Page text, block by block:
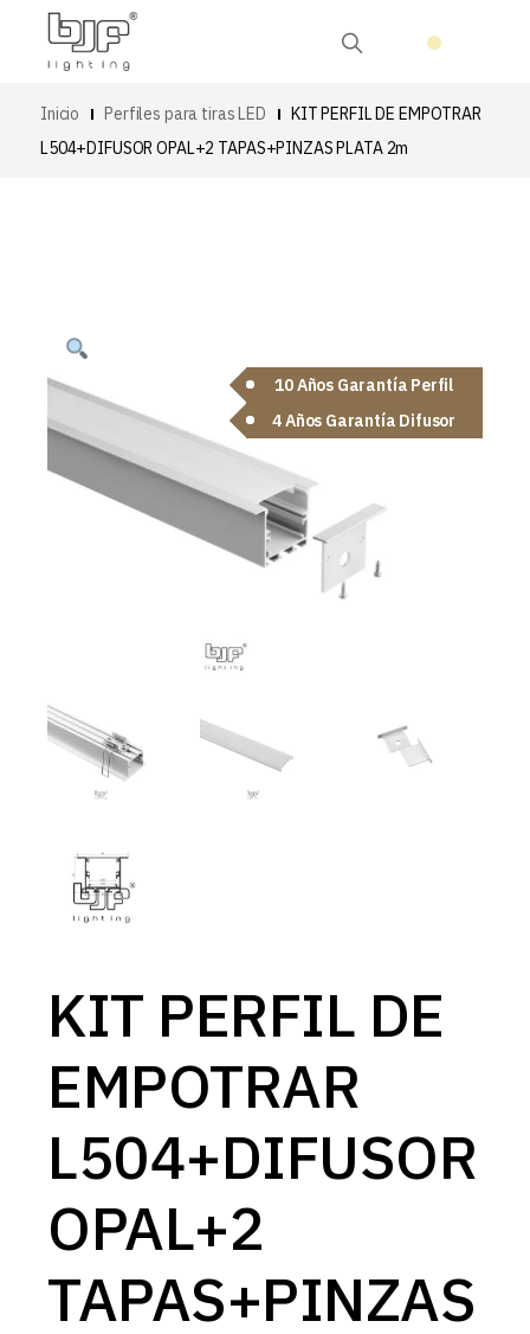
Inicio Perfiles para tiras LED
KIT PERFIL DE EMPOTRAR
L504+DIFUSOR OPAL+2 TAPAS+PINZAS PLATA 2m
10 Años Garantía Perfil
4 Años Garantía Difusor
KIT PERFIL DE
EMPOTRAR
L504+DIFUSOR
OPAL+2
TAPAS+PINZAS